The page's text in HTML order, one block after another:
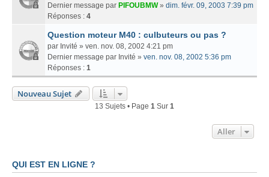
Dernier message par PIFOUBMW» dim. févr. 09, 2003 7:39 pm
Réponses : 4
Question moteur M40 : culbuteurs ou pas ?
par Invité » ven. nov. 08, 2002 4:21 pm
Dernier message par Invité » ven. nov. 08, 2002 5:36 pm
Réponses : 1
Nouveau Sujet
13 Sujets • Page 1 Sur 1
Aller
QUI EST EN LIGNE ?